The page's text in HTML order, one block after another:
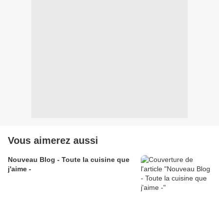
Vous aimerez aussi
Nouveau Blog - Toute la cuisine que
j'aime -